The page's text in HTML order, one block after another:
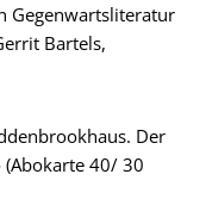
Gegenwartsliteratur
Bartels,
Der
40/ 30